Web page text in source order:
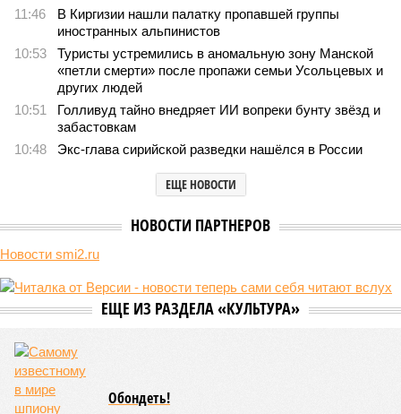
11:46
В Киргизии нашли палатку пропавшей группы
иностранных альпинистов
10:53
Туристы устремились в аномальную зону Манской
«петли смерти» после пропажи семьи Усольцевых и
других людей
10:51
Голливуд тайно внедряет ИИ вопреки бунту звёзд и
забастовкам
10:48
Экс-глава сирийской разведки нашёлся в России
ЕЩЕ НОВОСТИ
НОВОСТИ ПАРТНЕРОВ
Новости smi2.ru
ЕЩЕ ИЗ РАЗДЕЛА «КУЛЬТУРА»
Обондеть!